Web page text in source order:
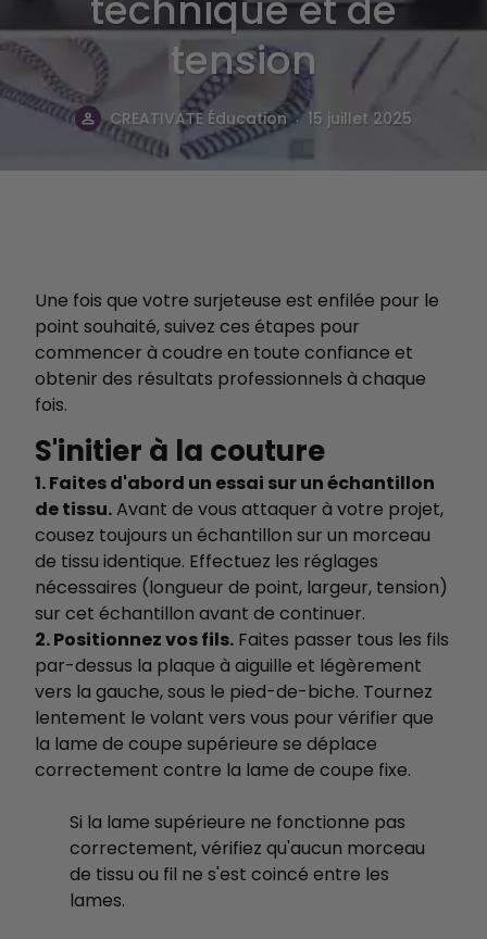
tension
CREATIVATE Éducation . 15 juillet 2025
Une fois que votre surjeteuse est enfilée pour le
point souhaité, suivez ces étapes pour
commencer à coudre en toute confiance et
obtenir des résultats professionnels à chaque
fois.
S'initier à la couture
1. Faites d'abord un essai sur un échantillon
de tissu.Avant de vous attaquer à votre projet,
cousez toujours un échantillon sur un morceau
de tissu identique. Effectuez les réglages
nécessaires (longueur de point, largeur, tension)
sur cet échantillon avant de continuer.
2. Positionnez vos fils. Faites passer tous les fils
par-dessus la plaque à aiguille et légèrement
vers la gauche, sous le pied-de-biche. Tournez
lentement le volant vers vous pour vérifier que
la lame de coupe supérieure se déplace
correctement contre la lame de coupe fixe.
Si la lame supérieure ne fonctionne pas
correctement, vérifiez qu'aucun morceau
de tissu ou fil ne s'est coincé entre les
lames.